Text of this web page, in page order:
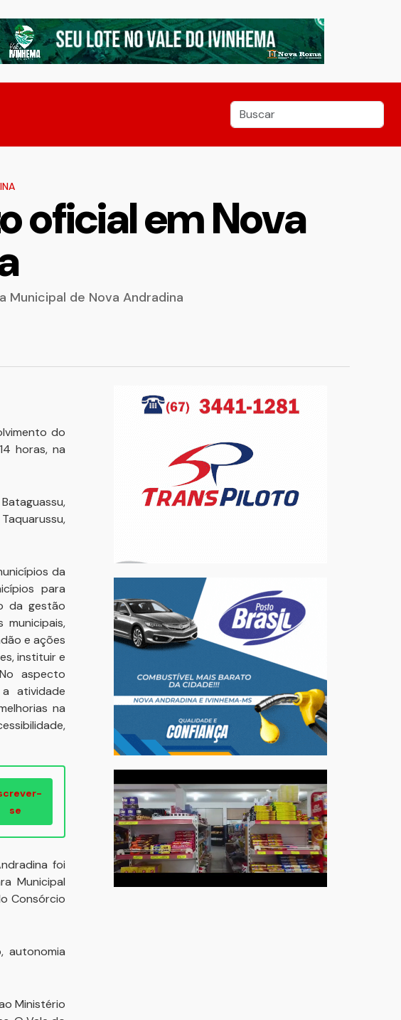
oficial em Nova
Municipal de Nova Andradina
do
horas, na
da
para
da gestão
e ações
instituir e
aspecto
atividade
na
se
foi
Municipal
Consórcio
autonomia
Ministério